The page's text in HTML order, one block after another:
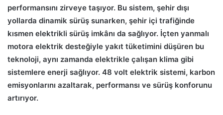
performansını zirveye taşıyor. Bu sistem, şehir dışı
yollarda dinamik sürüş sunarken, şehir içi trafiğinde
kısmen elektrikli sürüş imkânı da sağlıyor. İçten yanmalı
motora elektrik desteğiyle yakıt tüketimini düşüren bu
teknoloji, aynı zamanda elektrikle çalışan klima gibi
sistemlere enerji sağlıyor. 48 volt elektrik sistemi, karbon
emisyonlarını azaltarak, performansı ve sürüş konforunu
artırıyor.